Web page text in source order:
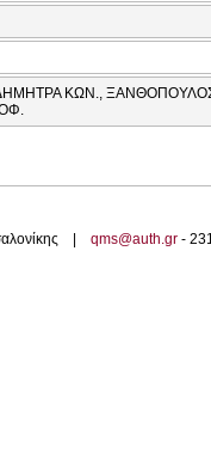
ΚΩΝ.,
| qms@auth.gr -